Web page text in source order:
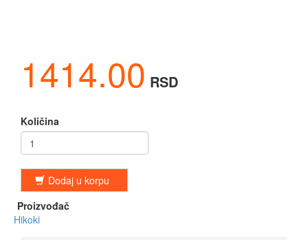
1414.00 RSD
Količina
Dodaj u korpu
Proizvođač
Hikoki